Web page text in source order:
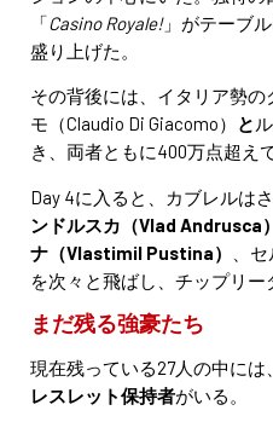
「Casino Royale!」がテーブ
盛り上げた。
その背後には、イタリア勢
モ（Claudio Di Giacomo）
と
き、両者ともに400万点超え
Day 4に入ると、カブレルは
ンドルスカ（Vlad Andrusca）
ナ（Vlastimil Pustina）
、
を次々と飛ばし、チップリー
まだ残る強豪たち
現在残っている27人の中に
レスレット保持者がいる。